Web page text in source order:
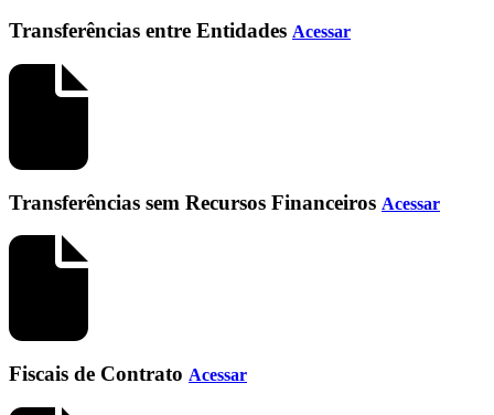
Transferências entre Entidades Acessar
Transferências sem Recursos Financeiros Acessar
Fiscais de Contrato Acessar